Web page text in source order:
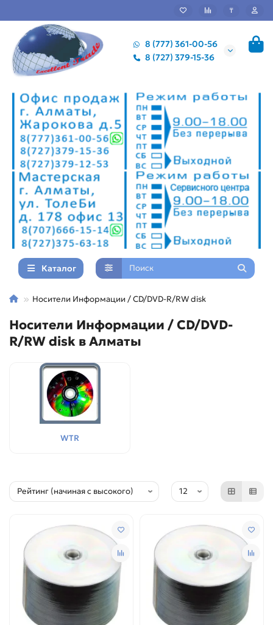
₸
8 (777) 361-00-56
8 (727) 379-15-36
Каталог
Носители Информации / CD/DVD-R/RW disk
Носители Информации / CD/DVD-
R/RW disk в Алматы
WTR